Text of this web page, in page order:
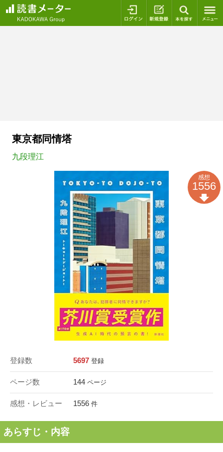
ログイン 新規登録
東京都同情塔
九段理江
登録数 5697 登録
ページ数 144 ページ
感想・レビュー 1556 件
感想
1556
あらすじ・内容